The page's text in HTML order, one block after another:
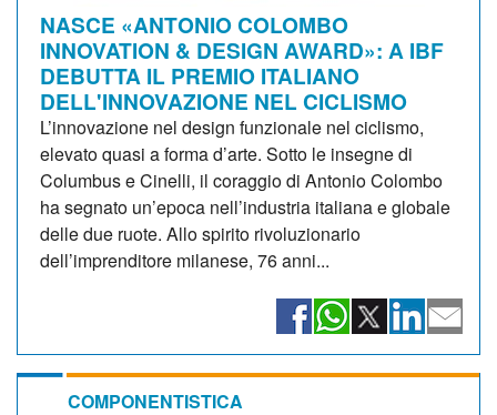
NASCE «ANTONIO COLOMBO
INNOVATION & DESIGN AWARD»: A IBF
DEBUTTA IL PREMIO ITALIANO
DELL'INNOVAZIONE NEL CICLISMO
L’innovazione nel design funzionale nel ciclismo,
elevato quasi a forma d’arte. Sotto le insegne di
Columbus e Cinelli, il coraggio di Antonio Colombo
ha segnato un’epoca nell’industria italiana e globale
delle due ruote. Allo spirito rivoluzionario
dell’imprenditore milanese, 76 anni...
COMPONENTISTICA